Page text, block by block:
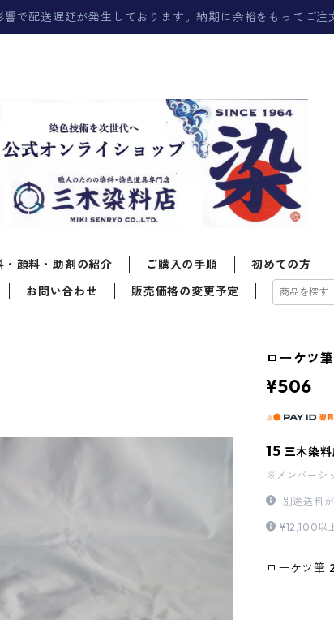
響で配送遅延が発生しております。納期に余裕をもってご注
・顔料・助剤の紹介 ご購入の手順 初めての方
お問い合わせ 販売価格の変更予定
ローケツ
¥506
15 三木染
※ メンバーシ
別途送料
¥12,100以
ローケツ筆